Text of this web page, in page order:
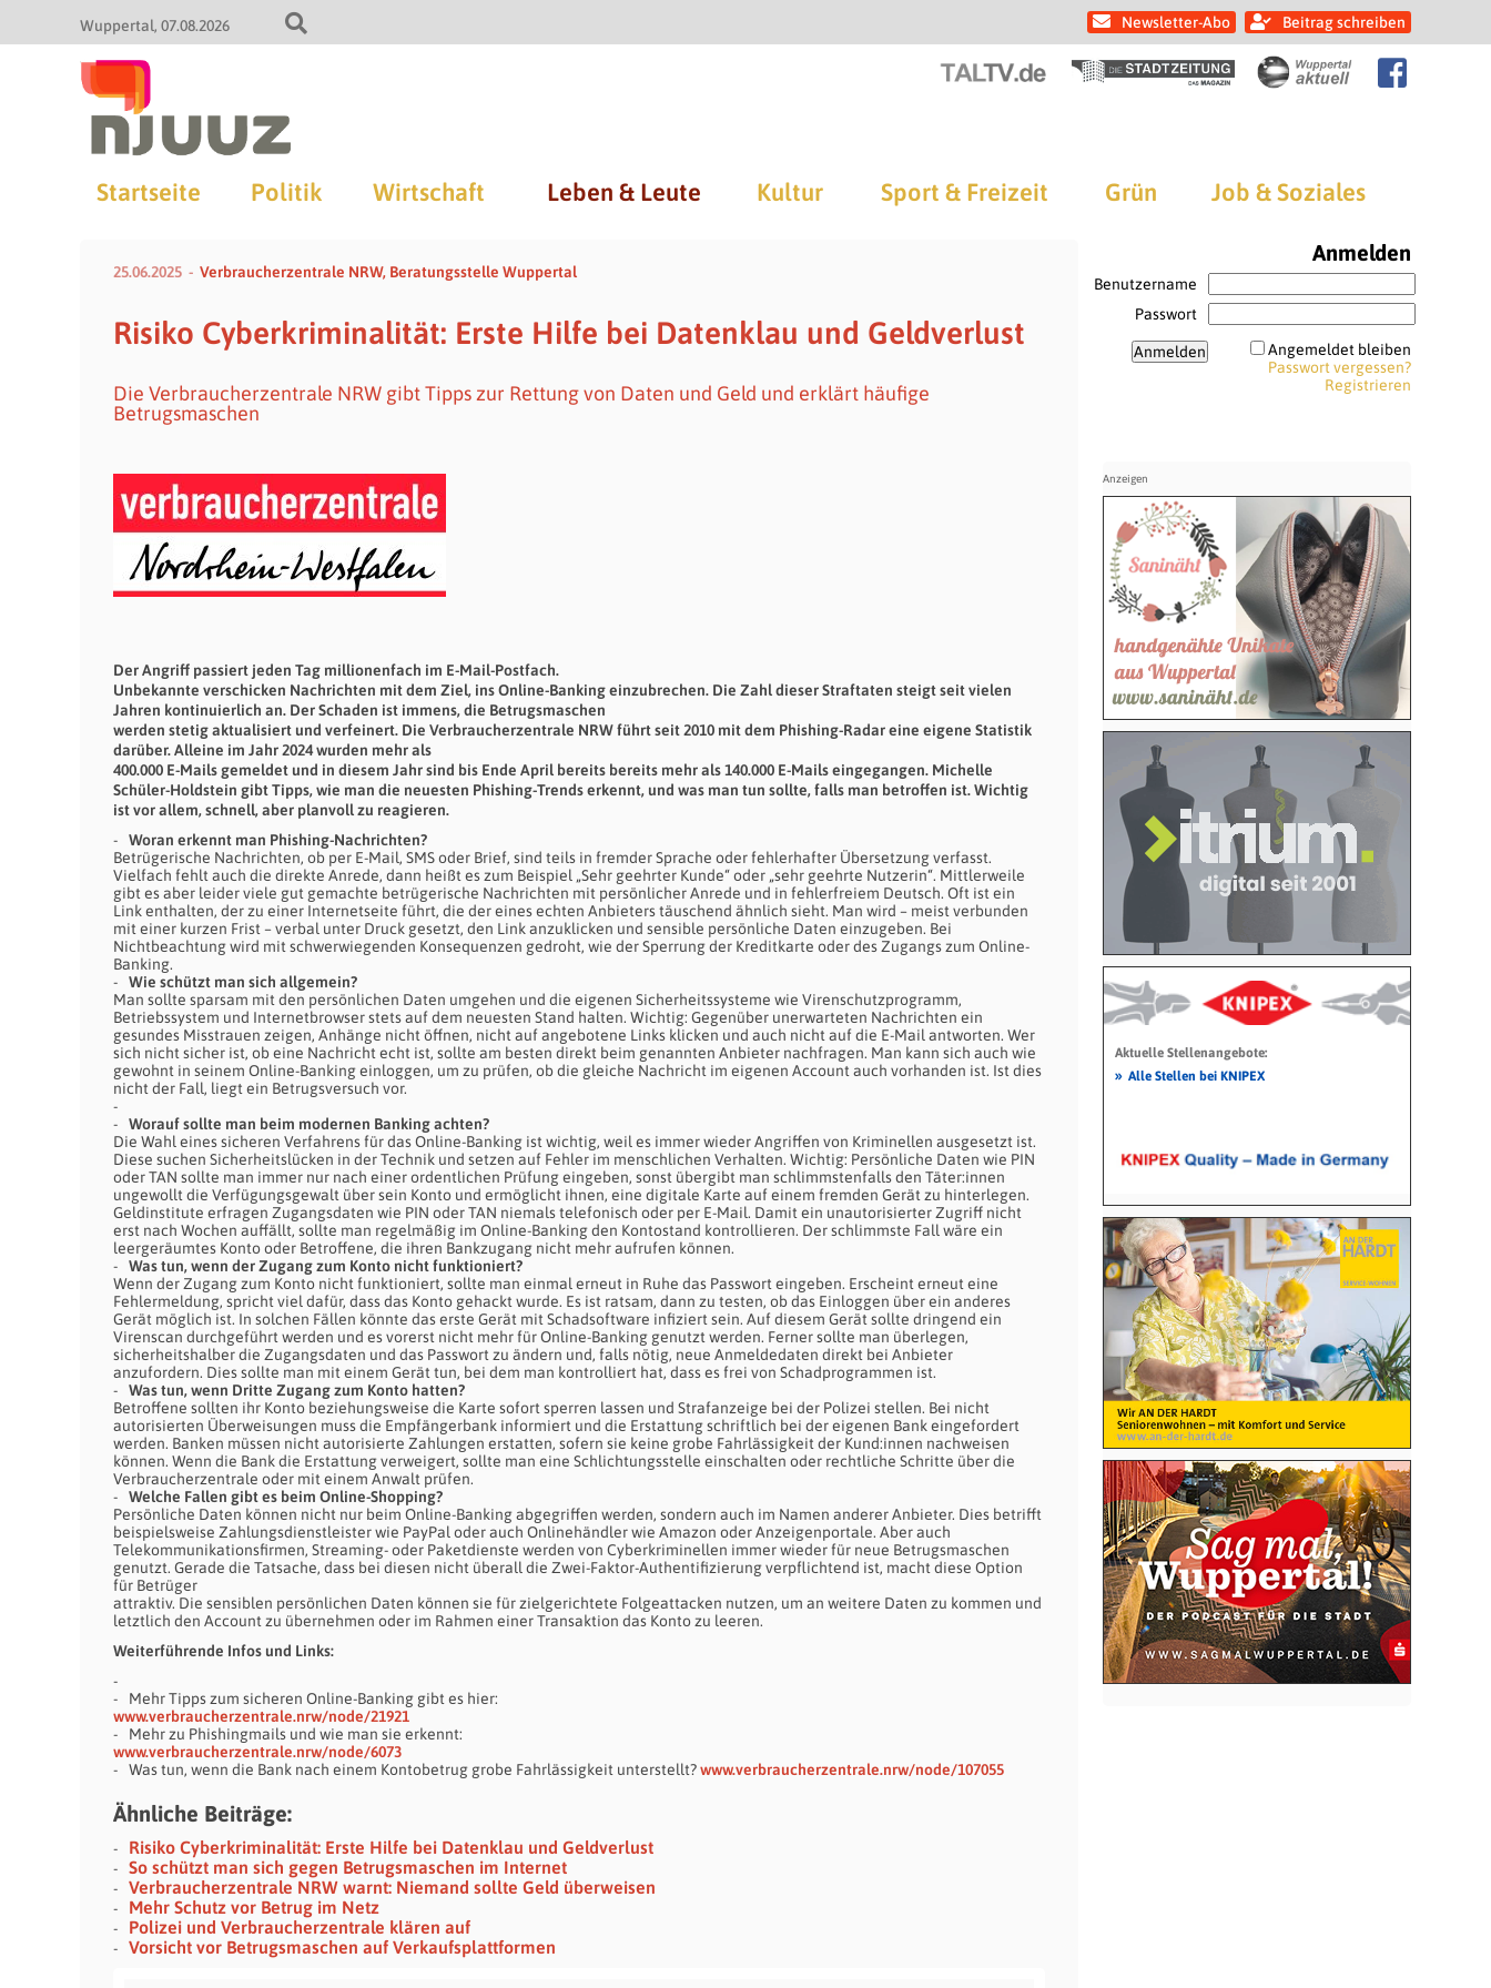
Wuppertal 07.08.2026 Newsletter-Abo Beitrag schreiben
Startseite Politik Wirtschaft Leben & Leute Kultur Sport & Freizeit Grün Job & Soziales
25.06.2025 Verbraucherzentrale NRW, Beratungsstelle Wuppertal
Risiko Cyberkriminalität: Erste Hilfe bei Datenklau und Geldverlust
Die Verbraucherzentrale NRW gibt Tipps zur Rettung von Daten und Geld und erklärt häufige
Betrugsmaschen
Der Angriff passiert jeden Tag millionenfach im E-Mail-Postfach.
Unbekannte verschicken Nachrichten mit dem Ziel, ins Online-Banking einzubrechen. Die Zahl dieser Straftaten steigt seit vielen
Jahren kontinuierlich an. Der Schaden ist immens, die Betrugsmaschen
werden stetig aktualisiert und verfeinert. Die Verbraucherzentrale NRW führt seit 2010 mit dem Phishing-Radar eine eigene Statistik
darüber. Alleine im Jahr 2024 wurden mehr als
400.000 E-Mails gemeldet und in diesem Jahr sind bis Ende April bereits bereits mehr als 140.000 E-Mails eingegangen. Michelle
Schüler-Holdstein gibt Tipps, wie man die neuesten Phishing-Trends erkennt, und was man tun sollte, falls man betroffen ist. Wichtig
ist vor allem, schnell, aber planvoll zu reagieren.
Woran erkennt man Phishing-Nachrichten?
Betrügerische Nachrichten, ob per E-Mail, SMS oder Brief, sind teils in fremder Sprache oder fehlerhafter Übersetzung verfasst.
Vielfach fehlt auch die direkte Anrede, dann heißt es zum Beispiel „Sehr geehrter Kunde“ oder „sehr geehrte Nutzerin“. Mittlerweile
gibt es aber leider viele gut gemachte betrügerische Nachrichten mit persönlicher Anrede und in fehlerfreiem Deutsch. Oft ist ein
Link enthalten, der zu einer Internetseite führt, die der eines echten Anbieters täuschend ähnlich sieht. Man wird – meist verbunden
mit einer kurzen Frist – verbal unter Druck gesetzt, den Link anzuklicken und sensible persönliche Daten einzugeben. Bei
Nichtbeachtung wird mit schwerwiegenden Konsequenzen gedroht, wie der Sperrung der Kreditkarte oder des Zugangs zum Online-
Banking.
Wie schützt man sich allgemein?
Man sollte sparsam mit den persönlichen Daten umgehen und die eigenen Sicherheitssysteme wie Virenschutzprogramm,
Betriebssystem und Internetbrowser stets auf dem neuesten Stand halten. Wichtig: Gegenüber unerwarteten Nachrichten ein
gesundes Misstrauen zeigen, Anhänge nicht öffnen, nicht auf angebotene Links klicken und auch nicht auf die E-Mail antworten. Wer
sich nicht sicher ist, ob eine Nachricht echt ist, sollte am besten direkt beim genannten Anbieter nachfragen. Man kann sich auch wie
gewohnt in seinem Online-Banking einloggen, um zu prüfen, ob die gleiche Nachricht im eigenen Account auch vorhanden ist. Ist dies
nicht der Fall, liegt ein Betrugsversuch vor.
Worauf sollte man beim modernen Banking achten?
Die Wahl eines sicheren Verfahrens für das Online-Banking ist wichtig, weil es immer wieder Angriffen von Kriminellen ausgesetzt ist.
Diese suchen Sicherheitslücken in der Technik und setzen auf Fehler im menschlichen Verhalten. Wichtig: Persönliche Daten wie PIN
oder TAN sollte man immer nur nach einer ordentlichen Prüfung eingeben, sonst übergibt man schlimmstenfalls den Täter:innen
ungewollt die Verfügungsgewalt über sein Konto und ermöglicht ihnen, eine digitale Karte auf einem fremden Gerät zu hinterlegen.
Geldinstitute erfragen Zugangsdaten wie PIN oder TAN niemals telefonisch oder per E-Mail. Damit ein unautorisierter Zugriff nicht
erst nach Wochen auffällt, sollte man regelmäßig im Online-Banking den Kontostand kontrollieren. Der schlimmste Fall wäre ein
leergeräumtes Konto oder Betroffene, die ihren Bankzugang nicht mehr aufrufen können.
Was tun, wenn der Zugang zum Konto nicht funktioniert?
Wenn der Zugang zum Konto nicht funktioniert, sollte man einmal erneut in Ruhe das Passwort eingeben. Erscheint erneut eine
Fehlermeldung, spricht viel dafür, dass das Konto gehackt wurde. Es ist ratsam, dann zu testen, ob das Einloggen über ein anderes
Gerät möglich ist. In solchen Fällen könnte das erste Gerät mit Schadsoftware infiziert sein. Auf diesem Gerät sollte dringend ein
Virenscan durchgeführt werden und es vorerst nicht mehr für Online-Banking genutzt werden. Ferner sollte man überlegen,
sicherheitshalber die Zugangsdaten und das Passwort zu ändern und, falls nötig, neue Anmeldedaten direkt bei Anbieter
anzufordern. Dies sollte man mit einem Gerät tun, bei dem man kontrolliert hat, dass es frei von Schadprogrammen ist.
Was tun, wenn Dritte Zugang zum Konto hatten?
Betroffene sollten ihr Konto beziehungsweise die Karte sofort sperren lassen und Strafanzeige bei der Polizei stellen. Bei nicht
autorisierten Überweisungen muss die Empfängerbank informiert und die Erstattung schriftlich bei der eigenen Bank eingefordert
werden. Banken müssen nicht autorisierte Zahlungen erstatten, sofern sie keine grobe Fahrlässigkeit der Kund:innen nachweisen
können. Wenn die Bank die Erstattung verweigert, sollte man eine Schlichtungsstelle einschalten oder rechtliche Schritte über die
Verbraucherzentrale oder mit einem Anwalt prüfen.
Welche Fallen gibt es beim Online-Shopping?
Persönliche Daten können nicht nur beim Online-Banking abgegriffen werden, sondern auch im Namen anderer Anbieter. Dies betrifft
beispielsweise Zahlungsdienstleister wie PayPal oder auch Onlinehändler wie Amazon oder Anzeigenportale. Aber auch
Telekommunikationsfirmen, Streaming- oder Paketdienste werden von Cyberkriminellen immer wieder für neue Betrugsmaschen
genutzt. Gerade die Tatsache, dass bei diesen nicht überall die Zwei-Faktor-Authentifizierung verpflichtend ist, macht diese Option
für Betrüger
attraktiv. Die sensiblen persönlichen Daten können sie für zielgerichtete Folgeattacken nutzen, um an weitere Daten zu kommen und
letztlich den Account zu übernehmen oder im Rahmen einer Transaktion das Konto zu leeren.
Weiterführende Infos und Links:
Mehr Tipps zum sicheren Online-Banking gibt es hier:
www.verbraucherzentrale.nrw/node/21921
Mehr zu Phishingmails und wie man sie erkennt:
www.verbraucherzentrale.nrw/node/6073
Was tun, wenn die Bank nach einem Kontobetrug grobe Fahrlässigkeit unterstellt?www.verbraucherzentrale.nrw/node/107055
Ähnliche Beiträge:
Risiko Cyberkriminalität: Erste Hilfe bei Datenklau und Geldverlust
So schützt man sich gegen Betrugsmaschen im Internet
Verbraucherzentrale NRW warnt: Niemand sollte Geld überweisen
Mehr Schutz vor Betrug im Netz
Polizei und Verbraucherzentrale klären auf
Vorsicht vor Betrugsmaschen auf Verkaufsplattformen
Anmelden
Benutzername
Passwort
Angemeldet bleiben
Passwort vergessen?
Registrieren
Aktuelle Stellenangebote:
» Alle Stellen bei KNIPEX